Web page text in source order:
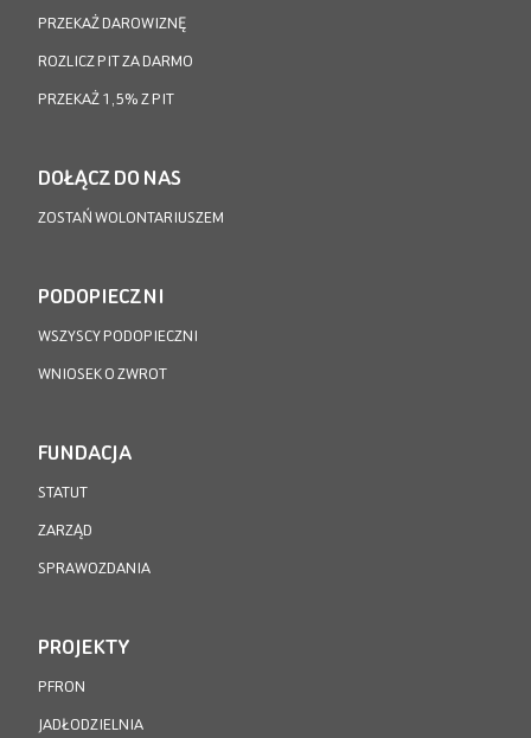
PRZEKAŻ DAROWIZNĘ
ROZLICZ PIT ZA DARMO
PRZEKAŻ 1,5% Z PIT
DOŁĄCZ DO NAS
ZOSTAŃ WOLONTARIUSZEM
PODOPIECZNI
WSZYSCY PODOPIECZNI
WNIOSEK O ZWROT
FUNDACJA
STATUT
ZARZĄD
SPRAWOZDANIA
PROJEKTY
PFRON
JADŁODZIELNIA